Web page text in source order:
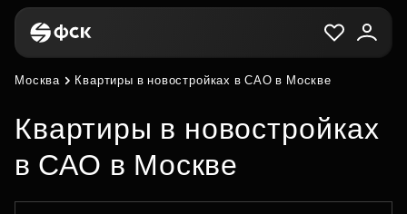
Москва Квартиры в новостройках в САО в Москве
Квартиры в новостройках
в САО в Москве